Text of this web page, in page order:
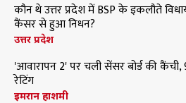
कौन थे उत्तर प्रदेश में BSP के इकलौते
कैंसर से हुआ निधन?
उत्तर प्रदेश
'आवारापन 2' पर चली सेंसर बोर्ड की
रेटिंग
इमरान हाशमी